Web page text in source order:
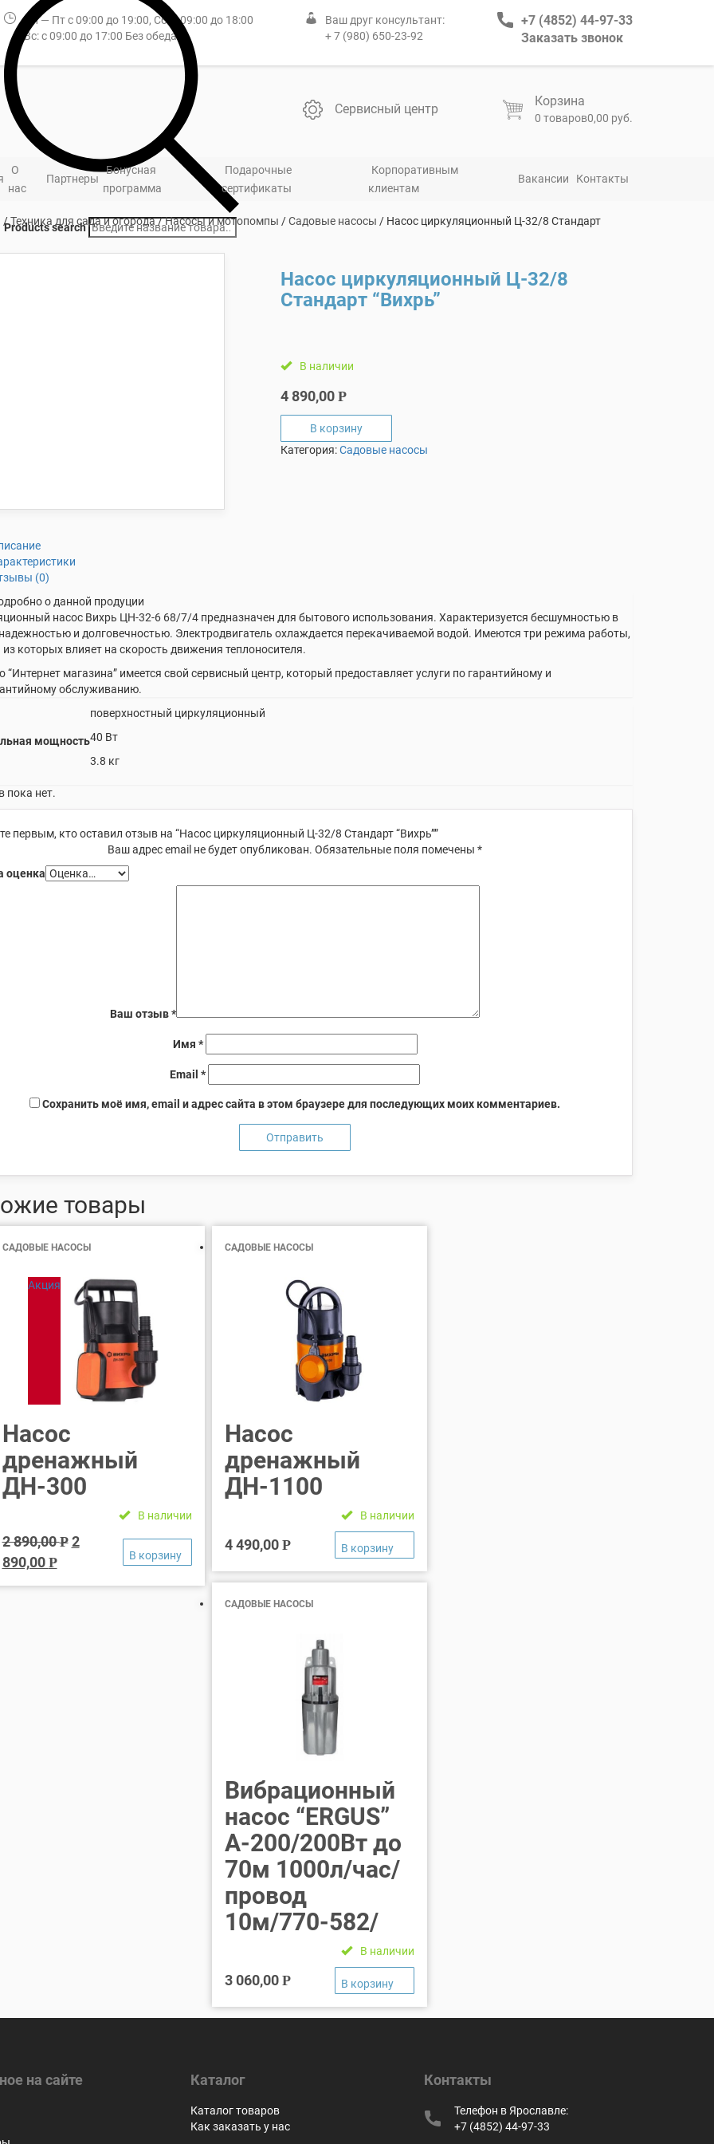
Пн — Пт с 09:00 до 19:00, Сб: с 09:00 до 18:00
Вс: с 09:00 до 17:00 Без обеда
Ваш друг консультант:
+ 7 (980) 650-23-92
+7 (4852) 44-97-33
Заказать звонок
Products search
Сервисный центр
Корзина
0 товаров0,00 руб.
О
нас
Партнеры
Бонусная
программа
Подарочные
сертификаты
Корпоративным
клиентам
Вакансии Контакты
/Техника для сада и огорода/Насосы и мотопомпы /Садовые насосы / Насос циркуляционный Ц-32/8 Стандарт
Насос циркуляционный Ц-32/8
Стандарт “Вихрь”
В наличии
4 890,00Р
В корзину
Категория:Садовые насосы
(0)
о данной продуции
насос Вихрь ЦН-32-6 68/7/4 предназначен для бытового использования. Характеризуется бесшумностью в
и долговечностью. Электродвигатель охлаждается перекачиваемой водой. Имеются три режима работы,
которых влияет на скорость движения теплоносителя.
“Интернет магазина” имеется свой сервисный центр, который предоставляет услуги по гарантийному и
обслуживанию.
поверхностный циркуляционный
мощность40 Вт
3.8 кг
пока нет.
первым, кто оставил отзыв на “Насос циркуляционный Ц-32/8 Стандарт “Вихрь””
Ваш адрес email не будет опубликован. Обязательные поля помечены*
оценка
Ваш отзыв*
Имя *
Email*
Сохранить моё имя, email и адрес сайта в этом браузере для последующих моих комментариев.
товары
САДОВЫЕ НАСОСЫ
Акция
Насос
дренажный
ДН-300
В наличии
2 890,00Р 2
890,00 Р
САДОВЫЕ НАСОСЫ
Насос
дренажный
ДН-1100
В наличии
4 490,00Р
САДОВЫЕ НАСОСЫ
Вибрационный
насос “ERGUS”
А-200/200Вт до
70м 1000л/час/
провод
10м/770-582/
В наличии
3 060,00Р
на сайте Каталог
Каталог товаров
Как заказать у нас
Контакты
Телефон в Ярославле:
+7 (4852) 44-97-33